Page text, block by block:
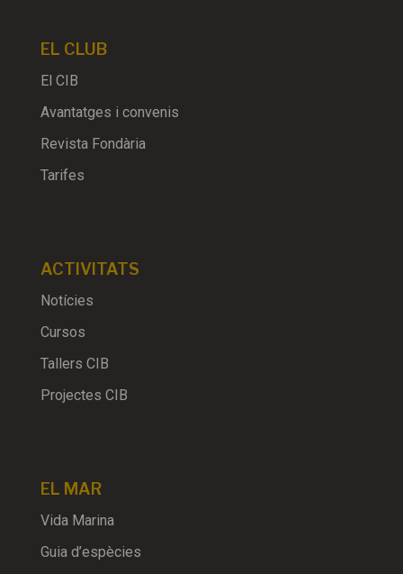
EL CLUB
El CIB
Avantatges i convenis
Revista Fondària
Tarifes
ACTIVITATS
Notícies
Cursos
Tallers CIB
Projectes CIB
EL MAR
Vida Marina
Guia d’espècies